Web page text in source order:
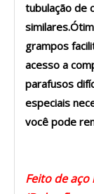
tubulação de
grampos
acesso a
parafusos
especiais
você pode
Feito de aço